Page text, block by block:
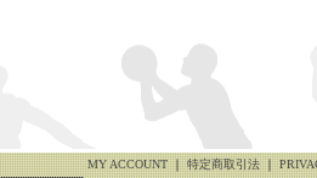
MY ACCOUNT｜特定商取引法｜